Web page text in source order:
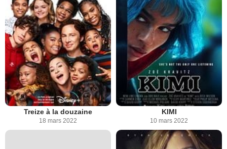
Treize à la douzaine
18 mars 2022
KIMI
10 mars 2022